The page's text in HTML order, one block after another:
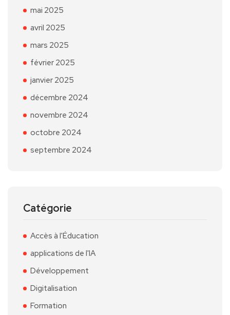
mai 2025
avril 2025
mars 2025
février 2025
janvier 2025
décembre 2024
novembre 2024
octobre 2024
septembre 2024
Catégorie
Accès à l'Éducation
applications de l'IA
Développement
Digitalisation
Formation